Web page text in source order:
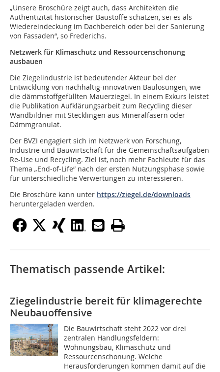
„Unsere Broschüre zeigt auch, dass Architekten die
Authentizität historischer Baustoffe schätzen, sei es als
Wiedereindeckung im Dachbereich oder bei der Sanierung
von Fassaden“, so Frederichs.
Netzwerk für Klimaschutz und Ressourcenschonung
ausbauen
Die Ziegelindustrie ist bedeutender Akteur bei der
Entwicklung von nachhaltig-innovativen Baulösungen, wie
die dämmstoffgefüllten Mauerziegel. In einem Exkurs leistet
die Publikation Aufklärungsarbeit zum Recycling dieser
Wandbildner mit Stecklingen aus Mineralfasern oder
Dämmgranulat.
Der BVZI engagiert sich im Netzwerk von Forschung,
Industrie und Bauwirtschaft für die Gemeinschaftsaufgaben
Re-Use und Recycling. Ziel ist, noch mehr Fachleute für das
Thema „End-of-Life“ nach der ersten Nutzungsphase sowie
für unterschiedliche Verwertungen zu interessieren.
Die Broschüre kann unter https://ziegel.de/downloads
heruntergeladen werden.
Thematisch passende Artikel:
Ziegelindustrie bereit für klimagerechte
Neubauoffensive
Die Bauwirtschaft steht 2022 vor drei
zentralen Handlungsfeldern:
Wohnungsbau, Klimaschutz und
Ressourcenschonung. Welche
Herausforderungen kommen damit auf die